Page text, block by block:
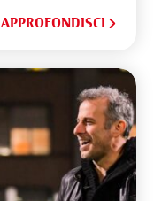
APPROFONDISCI